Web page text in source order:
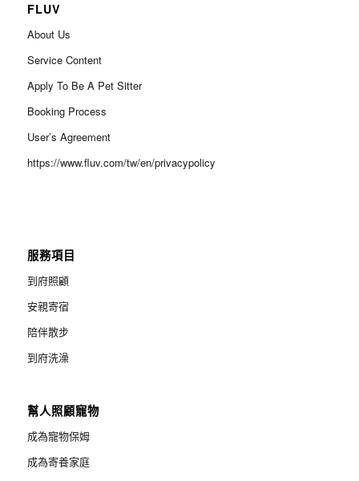
FLUV
About Us
Service Content
Apply To Be A Pet Sitter
Booking Process
User’s Agreement
https://www.fluv.com/tw/en/privacypolicy
服務項目
到府照顧
安親寄宿
陪伴散步
到府洗澡
幫人照顧寵物
成為寵物保姆
成為寄養家庭